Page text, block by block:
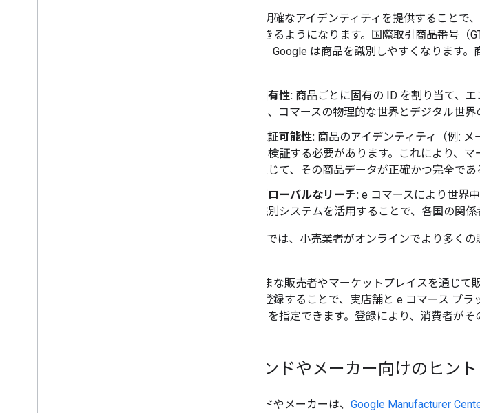
商品の明確なアイデンティティを提供すること
合ができるようになります。国際取引商品番号
ことで、Google は商品を識別しやすくなります
固有性: 商品ごとに固有の ID を割り当て、
り、コマースの物理的な世界とデジタル世
検証可能性: 商品のアイデンティティ（例:
て検証する必要があります。これにより、
通じて、その商品データが正確かつ完全であ
グローバルなリーチ: e コマースにより世界
識別システムを活用することで、各国の関
Google では、小売業者がオンラインでより多く
さまざまな販売者やマーケットプレイスを通じ
商品を登録することで、実店舗と e コマース プ
的な ID を指定できます。登録により、消費者が
ブランドやメーカー向けのヒント
ブランドやメーカーは、 Google Manufacturer